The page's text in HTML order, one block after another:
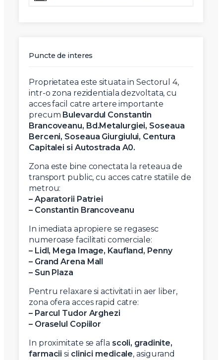
Puncte de interes
Proprietatea este situata in Sectorul 4,
intr-o zona rezidentiala dezvoltata, cu
acces facil catre artere importante
precum Bulevardul Constantin
Brancoveanu, Bd.Metalurgiei, Soseaua
Berceni, Soseaua Giurgiului, Centura
Capitalei si Autostrada A0.
Zona este bine conectata la reteaua de
transport public, cu acces catre statiile de
metrou:
– Aparatorii Patriei
– Constantin Brancoveanu
In imediata apropiere se regasesc
numeroase facilitati comerciale:
– Lidl, Mega Image, Kaufland, Penny
– Grand Arena Mall
– Sun Plaza
Pentru relaxare si activitati in aer liber,
zona ofera acces rapid catre:
– Parcul Tudor Arghezi
– Oraselul Copiilor
In proximitate se afla scoli, gradinite,
farmaciisi clinici medicale, asigurand